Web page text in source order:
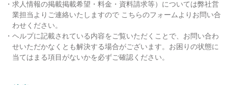
求人情報の掲載掲載希望・料金・資料請求等）については弊社営
業担当よりご連絡いたしますので こちらのフォームよりお問い合
わせください。
ヘルプに記載されている内容をご覧いただくことで、お問い合わ
せいただかなくとも解決する場合がございます。お困りの状態に
当てはまる項目がないかを必ずご確認ください。